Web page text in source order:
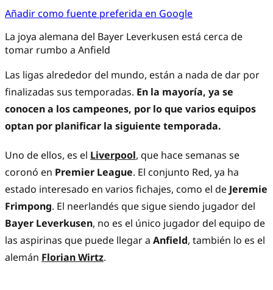
Añadir como fuente preferida en Google
La joya alemana del Bayer Leverkusen está cerca de
tomar rumbo a Anfield
Las ligas alrededor del mundo, están a nada de dar por
finalizadas sus temporadas. En la mayoría, ya se
conocen a los campeones, por lo que varios equipos
optan por planificar la siguiente temporada.
Uno de ellos, es el Liverpool, que hace semanas se
coronó en Premier League. El conjunto Red, ya ha
estado interesado en varios fichajes, como el de Jeremie
Frimpong. El neerlandés que sigue siendo jugador del
Bayer Leverkusen, no es el único jugador del equipo de
las aspirinas que puede llegar a Anfield, también lo es el
alemán Florian Wirtz.